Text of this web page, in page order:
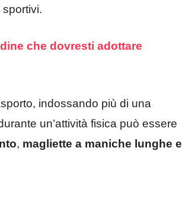
sportivi.
che dovresti adottare
indossando più di una
un’attività fisica può essere
, magliette a maniche lunghe e